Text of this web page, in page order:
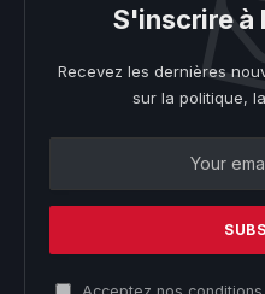
S'inscrire à
Recevez les dernières
sur la politique,
Acceptez nos